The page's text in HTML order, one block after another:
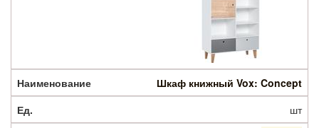
Шкаф книжный Vox: Concept
шт